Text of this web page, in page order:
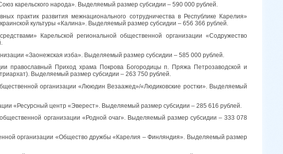
карельского народа». Выделяемый размер субсидии – 590 000 рублей.
практик развития межнационального сотрудничества в Республике Карелия»
культуры «Калина». Выделяемый размер субсидии – 656 366 рублей.
Карельской региональной общественной организации «Содружество
«Заонежская изба». Выделяемый размер субсидии – 585 000 рублей.
православный Приход храма Покрова Богородицы п. Пряжа Петрозаводской и
Выделяемый размер субсидии – 263 750 рублей.
организации «Лююдин Везаажед»/«Людиковские ростки». Выделяемый
«Ресурсный центр «Эверест». Выделяемый размер субсидии – 285 616 рублей.
организации «Родной очаг». Выделяемый размер субсидии – 333 078
организации «Общество дружбы «Карелия – Финляндия». Выделяемый размер